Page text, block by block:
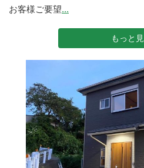
お客様ご要望...
もっと